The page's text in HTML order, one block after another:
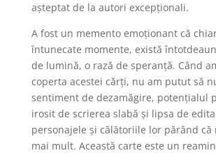
așteptat de la autori excepționali.
A fost un memento emoționant că
întunecate momente, există
de lumină, o rază de speranță. Când
coperta acestei cărți, nu am putut să
sentiment de dezamăgire, potențialul
irosit de scrierea slabă și lipsa de
personajele și călătoriile lor părând
mai mult. Această carte este un